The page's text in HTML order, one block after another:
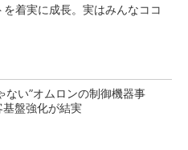
を着実に成長。実はみんなココ
ない”オムロンの制御機器事
盤強化が結実